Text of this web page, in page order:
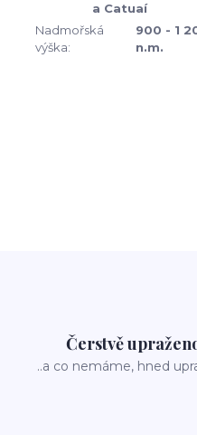
a Catuaí
Nadmořská
výška:
900 - 1
n.m.
Čerstvě
..a co nemáme, hned